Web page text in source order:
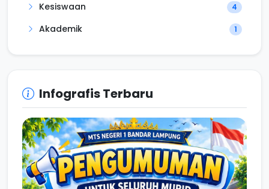
Kesiswaan 4
Akademik 1
Infografis Terbaru